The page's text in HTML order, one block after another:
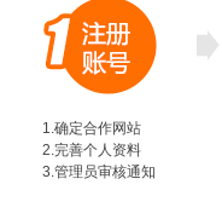
1.确定合作网站
2.完善个人资料
3.管理员审核通知